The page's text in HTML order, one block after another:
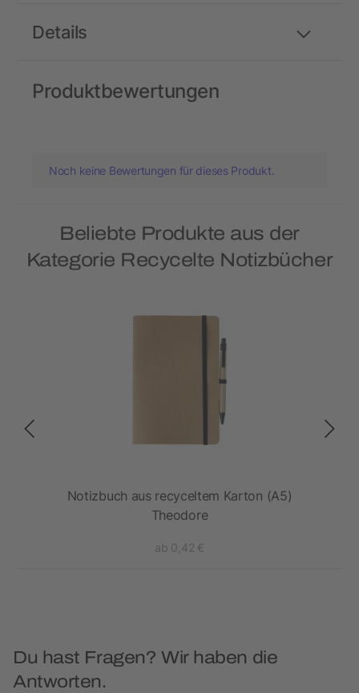
Details
Produktbewertungen
Noch keine Bewertungen für dieses Produkt.
Beliebte Produkte aus der
Kategorie Recycelte Notizbücher
Notizbuch aus recyceltem Karton (A5)
Theodore
ab 0,42 €
Du hast Fragen? Wir haben die
Antworten.